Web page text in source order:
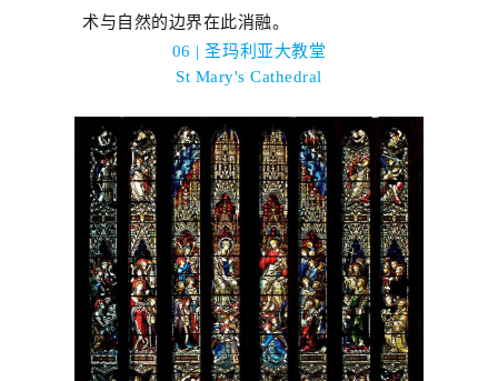
术与自然的边界在此消融。
06 | 圣玛利亚大教堂
St Mary's Cathedral